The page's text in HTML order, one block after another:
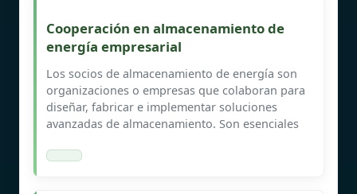
Cooperación en almacenamiento de
energía empresarial
Los socios de almacenamiento de energía son
organizaciones o empresas que colaboran para
diseñar, fabricar e implementar soluciones
avanzadas de almacenamiento. Son esenciales